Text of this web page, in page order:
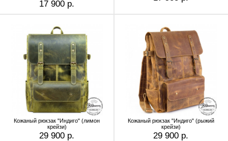
17 900 р.
Кожаный рюкзак "Индиго" (лимон
крейзи)
29 900 р.
Кожаный рюкзак "Индиго" (рыжий
крейзи)
29 900 р.